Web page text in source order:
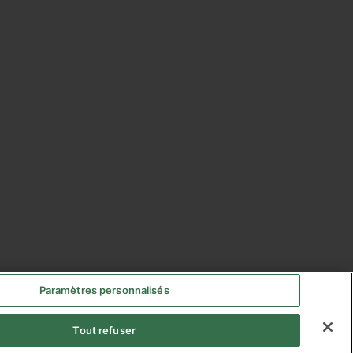
Paramètres personnalisés
Tout refuser